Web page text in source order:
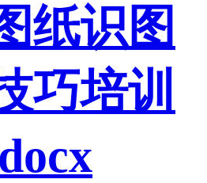
纸识图
巧培训